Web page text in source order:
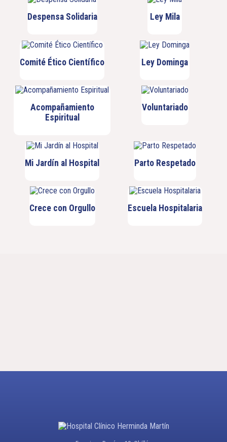
Despensa Solidaria Ley Mila
Comité Ético Científico Ley Dominga
Acompañamiento
Espiritual
Voluntariado
Mi Jardín al Hospital Parto Respetado
Crece con Orgullo Escuela Hospitalaria